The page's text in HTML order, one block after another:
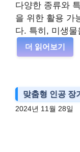
다양한 종류와
을 위한 활용 가
다. 특히, 미생
더 읽어보기
맞춤형 인공 장
2024년 11월 28일